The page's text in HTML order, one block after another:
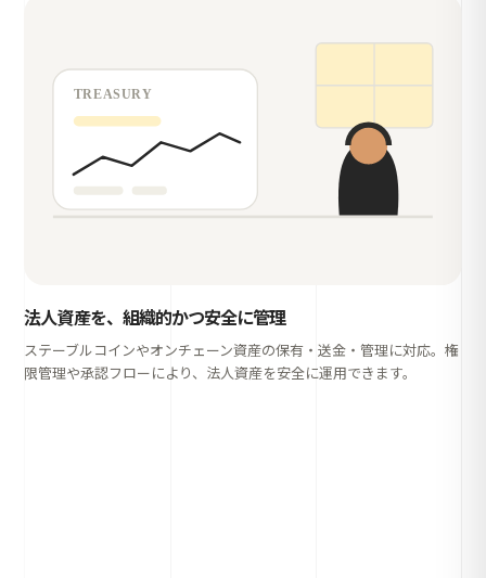
法人資産を、組織的かつ安全に管理
ステーブルコインやオンチェーン資産の保有・送金・管理に対応。権
限管理や承認フローにより、法人資産を安全に運用できます。